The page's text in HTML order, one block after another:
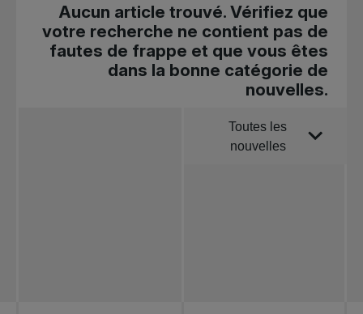
Aucun article trouvé. Vérifiez que
votre recherche ne contient pas de
fautes de frappe et que vous êtes
dans la bonne catégorie de
nouvelles.
Trier parToutes les
nouvelles